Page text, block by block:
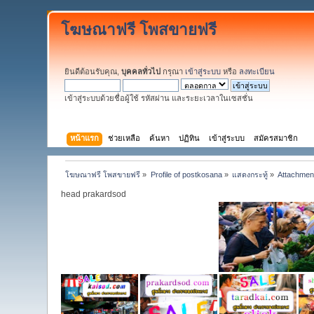
โฆษณาฟรี โพสขายฟรี
ยินดีต้อนรับคุณ,บุคคลทั่วไป กรุณา เข้าสู่ระบบ หรือ ลงทะเบียน
เข้าสู่ระบบด้วยชื่อผู้ใช้ รหัสผ่าน และระยะเวลาในเซสชั่น
หน้าแรก ช่วยเหลือ ค้นหา ปฏิทิน เข้าสู่ระบบ สมัครสมาชิก
โฆษณาฟรี โพสขายฟรี » Profile of postkosana» แสดงกระทู้ »
head prakardsod